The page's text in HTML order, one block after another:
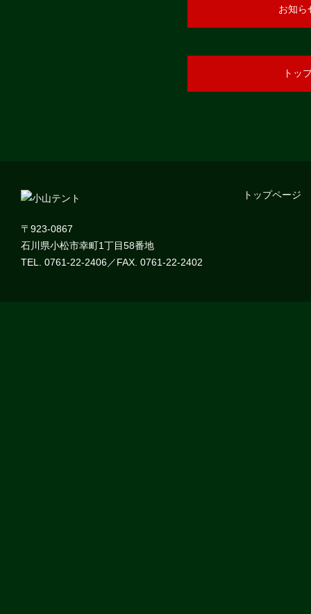
お知ら
トッ
〒923-0867
石川県小松市幸町1丁目58番地
TEL. 0761-22-2406／FAX. 0761-22-2402
トップページ